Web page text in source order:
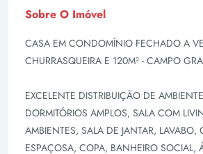
Sobre O Imóvel
CASA EM CONDOMÍNIO FECHADO A
CHURRASQUEIRA E 120M² - CAMPO
EXCELENTE DISTRIBUIÇÃO DE
DORMITÓRIOS AMPLOS, SALA COM
AMBIENTES, SALA DE JANTAR,
ESPAÇOSA, COPA, BANHEIRO SOCIAL,